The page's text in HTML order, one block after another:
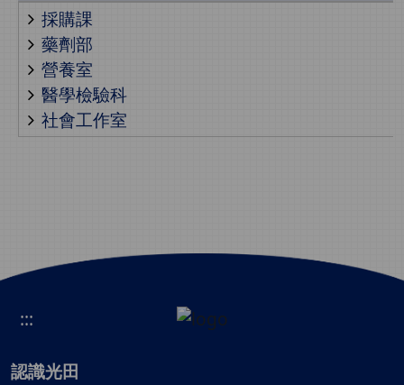
採購課
藥劑部
營養室
醫學檢驗科
社會工作室
:::
認識光田